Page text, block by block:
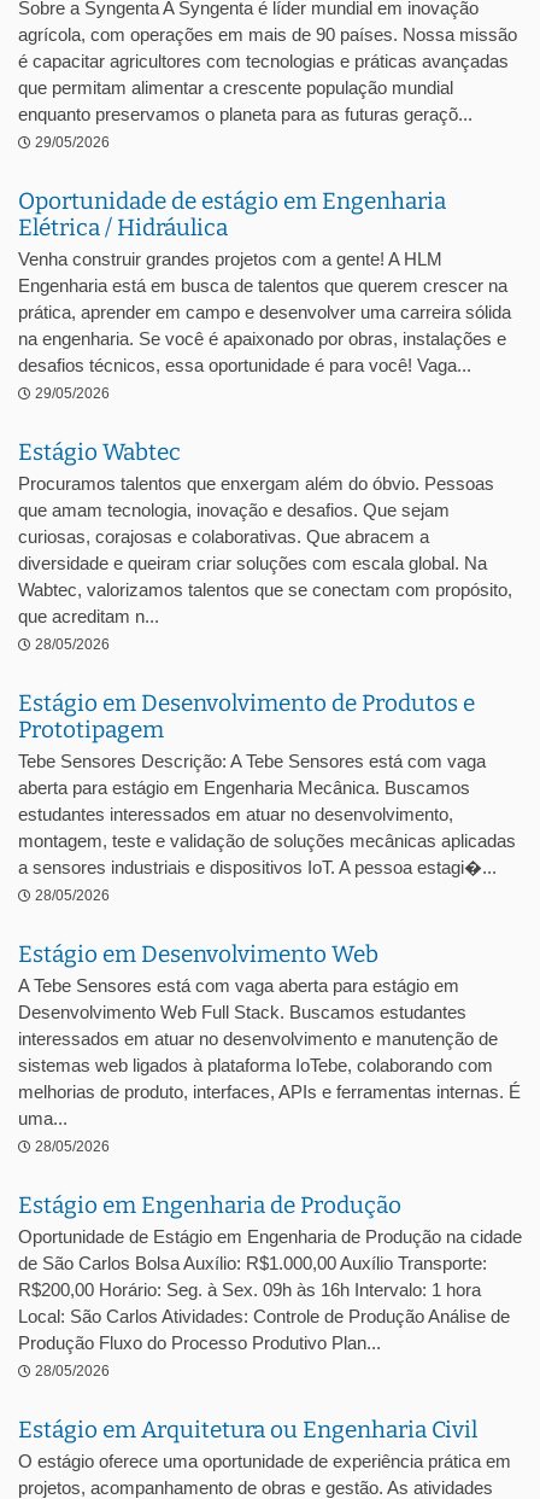
Sobre a Syngenta A Syngenta é líder mundial em inovação
agrícola, com operações em mais de 90 países. Nossa missão
é capacitar agricultores com tecnologias e práticas avançadas
que permitam alimentar a crescente população mundial
enquanto preservamos o planeta para as futuras geraçõ...
29/05/2026
Oportunidade de estágio em Engenharia
Elétrica / Hidráulica
Venha construir grandes projetos com a gente! A HLM
Engenharia está em busca de talentos que querem crescer na
prática, aprender em campo e desenvolver uma carreira sólida
na engenharia. Se você é apaixonado por obras, instalações e
desafios técnicos, essa oportunidade é para você! Vaga...
29/05/2026
Estágio Wabtec
Procuramos talentos que enxergam além do óbvio. Pessoas
que amam tecnologia, inovação e desafios. Que sejam
curiosas, corajosas e colaborativas. Que abracem a
diversidade e queiram criar soluções com escala global. Na
Wabtec, valorizamos talentos que se conectam com propósito,
que acreditam n...
28/05/2026
Estágio em Desenvolvimento de Produtos e
Prototipagem
Tebe Sensores Descrição: A Tebe Sensores está com vaga
aberta para estágio em Engenharia Mecânica. Buscamos
estudantes interessados em atuar no desenvolvimento,
montagem, teste e validação de soluções mecânicas aplicadas
a sensores industriais e dispositivos IoT. A pessoa estagi�...
28/05/2026
Estágio em Desenvolvimento Web
A Tebe Sensores está com vaga aberta para estágio em
Desenvolvimento Web Full Stack. Buscamos estudantes
interessados em atuar no desenvolvimento e manutenção de
sistemas web ligados à plataforma IoTebe, colaborando com
melhorias de produto, interfaces, APIs e ferramentas internas. É
uma...
28/05/2026
Estágio em Engenharia de Produção
Oportunidade de Estágio em Engenharia de Produção na cidade
de São Carlos Bolsa Auxílio: R$1.000,00 Auxílio Transporte:
R$200,00 Horário: Seg. à Sex. 09h às 16h Intervalo: 1 hora
Local: São Carlos Atividades: Controle de Produção Análise de
Produção Fluxo do Processo Produtivo Plan...
28/05/2026
Estágio em Arquitetura ou Engenharia Civil
O estágio oferece uma oportunidade de experiência prática em
projetos, acompanhamento de obras e gestão. As atividades